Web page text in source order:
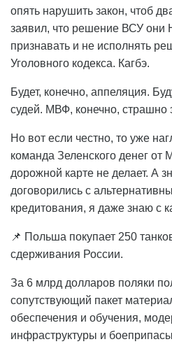
опять нарушить закон, чтоб
заявил, что решение ВСУ
признавать и не исполнять
Уголовного кодекса. Кагбэ.
Будет, конечно, аппеляция.
судей. МВФ, конечно, страшно
Но вот если честно, то уже
команда Зеленского денег
дорожной карте не делает. А
договорились с
кредитования, я даже знаю с
📌 Польша покупает 250
сдерживания России.
За 6 млрд долларов поляки
сопутствующий пакет
обеспечения и обучения,
инфраструктуры и